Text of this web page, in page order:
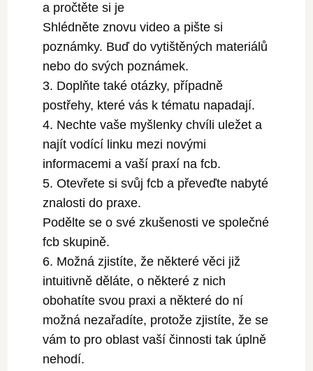
a pročtěte si je
Shlédněte znovu video a pište si
poznámky. Buď do vytištěných materiálů
nebo do svých poznámek.
Doplňte také otázky, případně
postřehy, které vás k tématu napadají.
Nechte vaše myšlenky chvíli uležet a
najít vodící linku mezi novými
informacemi a vaší praxí na fcb.
Otevřete si svůj fcb a převeďte nabyté
znalosti do praxe.
Podělte se o své zkušenosti ve společné
fcb skupině.
Možná zjistíte, že některé věci již
intuitivně děláte, o některé z nich
obohatíte svou praxi a některé do ní
možná nezařadíte, protože zjistíte, že se
vám to pro oblast vaší činnosti tak úplně
nehodí.